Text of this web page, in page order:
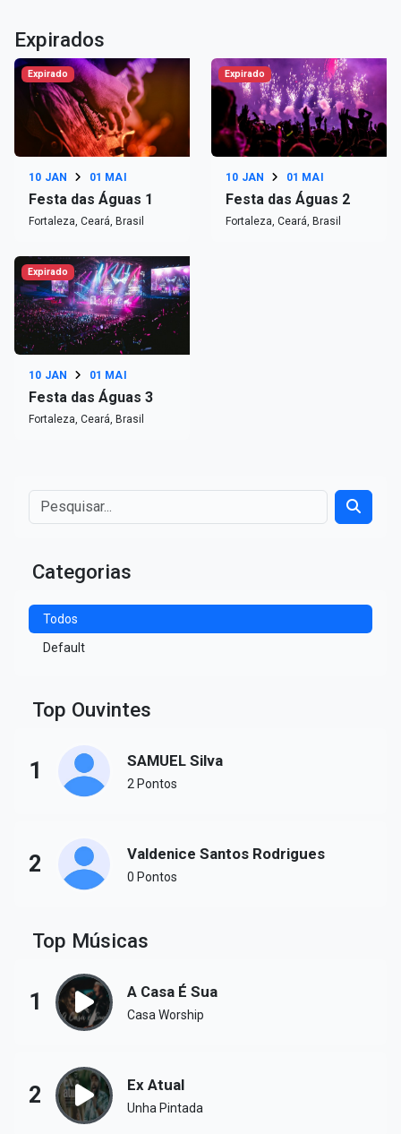
Expirados
10 JAN 01 MAI
Festa das Águas 1
Fortaleza, Ceará, Brasil
Expirado
10 JAN 01 MAI
Festa das Águas 2
Fortaleza, Ceará, Brasil
Expirado
10 JAN 01 MAI
Festa das Águas 3
Fortaleza, Ceará, Brasil
Expirado
Categorias
Todos
Default
Top Ouvintes
1 SAMUEL Silva
2 Pontos
2 Valdenice Santos Rodrigues
0 Pontos
Top Músicas
1 A Casa É Sua
Casa Worship
2 Ex Atual
Unha Pintada